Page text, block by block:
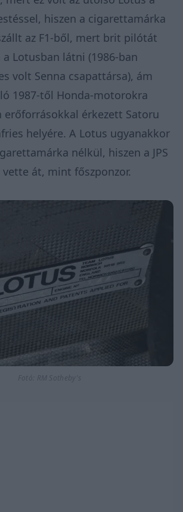
hiszen a cigarettamárka
az F1-ből, mert brit pilótát
Lotusban látni (1986-ban
volt Senna csapattársa), ám
1987-től Honda-motorokra
érkezett Satoru
helyére. A Lotus ugyanakkor
nélkül, hiszen a JPS
vette át, mint főszponzor.